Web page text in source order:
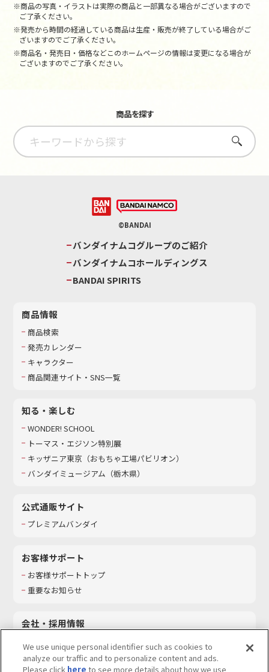
※商品の写真・イラストは実際の商品と一部異なる場合がございますので
ご了承ください。
※発売から時間の経過している商品は生産・販売が終了している場合がご
ざいますのでご了承ください。
※商品名・発売日・価格などこのホームページの情報は変更になる場合が
ございますのでご了承ください。
商品を探す
さがす
©BANDAI
バンダイナムコグループのご紹介
バンダイナムコホールディングス
BANDAI SPIRITS
商品情報
商品検索
発売カレンダー
キャラクター
商品関連サイト・SNS一覧
知る・楽しむ
WONDER! SCHOOL
トーマス・エジソン特別展
キッザニア東京（おもちゃ工場パビリオン）​
バンダイミュージアム（栃木県）
公式通販サイト
プレミアムバンダイ
お客様サポート
お客様サポートトップ
重要なお知らせ
会社・採用情報
採用情報
We use unique personal identifier such as cookies to
analyze our traffic and to personalize content and ads.
Please click here to see more details about how we use